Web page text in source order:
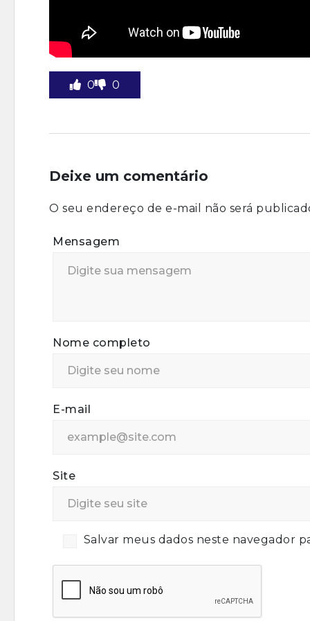
0 0
Deixe um comentário
O seu endereço de e-mail não será
Mensagem
Nome completo
E-mail
Site
Salvar meus dados neste navegador